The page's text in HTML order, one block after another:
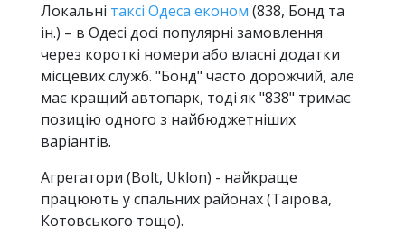
Локальні таксі Одеса економ (838, Бонд та
ін.) – в Одесі досі популярні замовлення
через короткі номери або власні додатки
місцевих служб. "Бонд" часто дорожчий, але
має кращий автопарк, тоді як "838" тримає
позицію одного з найбюджетніших
варіантів.
Агрегатори (Bolt, Uklon) - найкраще
працюють у спальних районах (Таїрова,
Котовського тощо).